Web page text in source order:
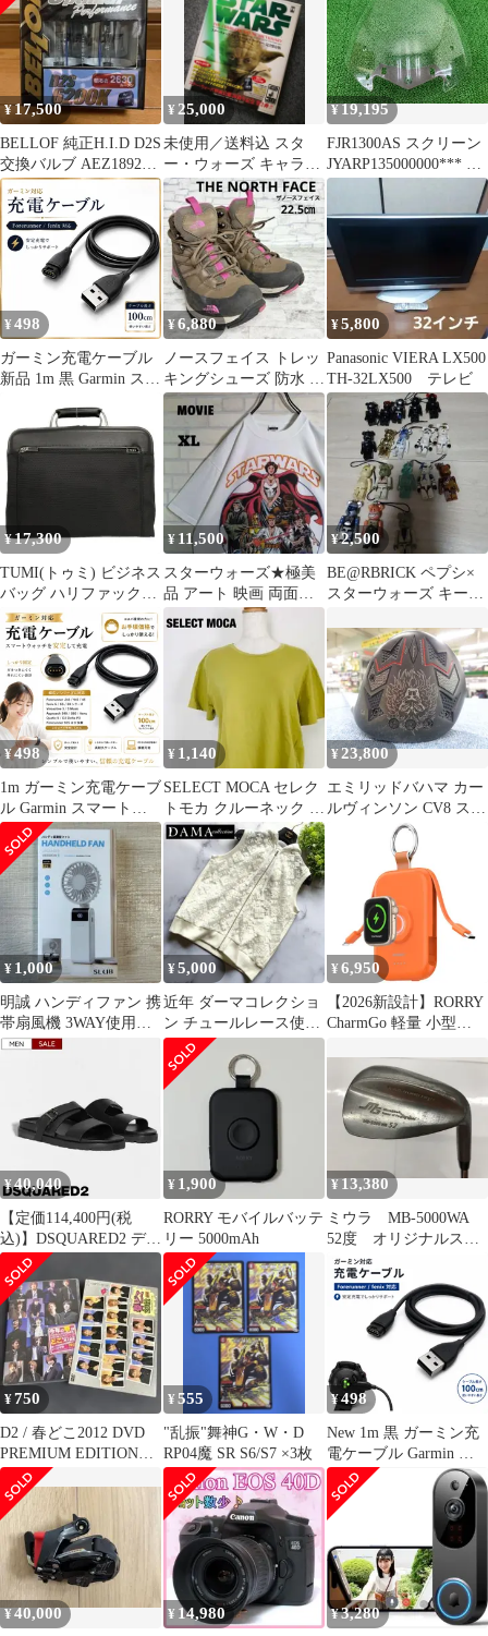
ス]
送】
¥17,500
BELLOF 純正H.I.D D2S
交換バルブ AEZ1892
6200K
¥ 25,000
未使用／送料込 スタ
ー・ウォーズ キャラク
ター&クリーチャー完
全保存版
¥19,195
FJR1300AS スクリーン
JYARP135000000*** ヤ
マハ 純正 中古 バイク
部品 RP13 06年～12年
2D2 1DA 割れ欠け無し
品薄 qG
¥ 498
ガーミン充電ケーブル
新品 1m 黒 Garmin スマ
器 データ送信 USB充電
器 充電コード 265 本体
アダプター s70 ハブ
instinct メモリー edge
96 ガーミン
¥6,880
ノースフェイス トレッ
キングシューズ 防水 ゴ
アテックス 茶 ピンク
登山靴
¥5,800
Panasonic VIERA LX500
TH-32LX500 テレビ
¥17,300
TUMI(トゥミ) ビジネス
バッグ ハリファック
ス・ポートフォリオ・
ブリーフケース
255000D2 黒 イニシャ
ル刻印/本体ロックなし
レザー
¥ 11,500
スターウォーズ★極美
品 アート 映画 両面プ
リント 半袖Tシャツ 白
¥2,500
BE@RBRICK ペプシ×
スターウォーズ キーホ
¥498
1m ガーミン充電ケーブ
ル Garmin スマートウ
ォッチ 互換 充電器 デ
ータ送信 USB充電器 充
電コード 265 本体 アダ
プター s70 ハブ instinct
メモリー edge 965 2024-
0401-Y301 ガーミン
¥ 1,140
SELECT MOCA セレク
トモカ クルーネック 半
袖Tシャツ D2
¥23,800
エミリッドバハマ カー
ルヴィンソン CV8 スピ
ーダーEVOLUTION Ⅶ
FW 60シャフト 中古
フェアウェイウッド
500080
¥ 1,000
明誠 ハンディファン 携
帯扇風機 3WAY使用
Type-C 折り畳み式
¥5,000
近年 ダーマコレクショ
ン チュールレース使い
フーディジレ パーカー
ホワイト S
¥ 6,950
【2026新設計】RORRY
CharmGo 軽量 小型
内蔵 【iPhone用+Type-
Cケーブル】 アップル
ウォッチ急速対応 最大
4台同時充電 For
iWatch/iPhone/Android
全シリーズに対応 カラ
ビナJu
¥40,040
【定価114,400円(税
込)】DSQUARED2 ディ
ースクエアード 格上の
大人カジュアルを演
出！楽チンな履き心地
の カウレザーサンダル
シャワーサンダル D2チ
ャーム付き シャワサン
フラットサンダル シュ
ーズ
S82FS0063SJ01500001
牛革
¥ 1,900
RORRY モバイルバッテ
リー 5000mAh
¥13,380
ミウラ MB-5000WA
52度 オリジナルスチ
ール Sフレックス ウ
ェッジ 中古 ゴルフ
ドゥ！新居浜店【最短
即日発送】
¥750
D2 / 春どこ2012 DVD
PREMIUM EDITION
〈初回生産版〉
¥555
"乱振"舞神G・W・D
RP04魔 SR S6/S7 ×3枚
¥498
New 1m 黒 ガーミン充
電ケーブル Garmin ス
マートウォッチ 互換 充
電器 データ送信 USB充
電器 充電コード 265 本
体 アダプター s70 メモ
リー edge 965 M526-M*
ガーミン
¥40,000 ¥ 14,980 ¥3,280